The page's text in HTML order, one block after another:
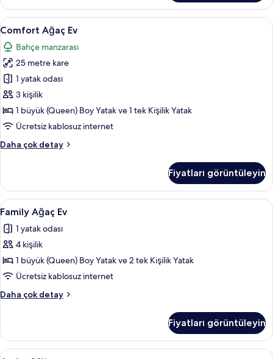
daha
fazla
detay
Comfort
Ağaç
Ev
için
tüm
fotoğrafları
görün
Comfort Ağaç Ev | Odada kasa,
6
Comfort Ağaç Ev
Bahçe manzarası
25 metre kare
1 yatak odası
3 kişilik
1 büyük (Queen) Boy Yatak ve 1 tek Kişilik Yatak
Ücretsiz kablosuz internet
Daha çok detay
Comfort
daha
fazla
detay
Fiyatları görüntüleyin
Family
Ağaç
Ev
için
tüm
fotoğrafları
görün
Family Ağaç Ev | Odada kasa, masa,
6
Family Ağaç Ev
1 yatak odası
4 kişilik
1 büyük (Queen) Boy Yatak ve 2 tek Kişilik Yatak
Ücretsiz kablosuz internet
Daha çok detay
Family
daha
fazla
Fiyatları görüntüleyin
Junior Junior Süit | Oturma alanı | Kablolu